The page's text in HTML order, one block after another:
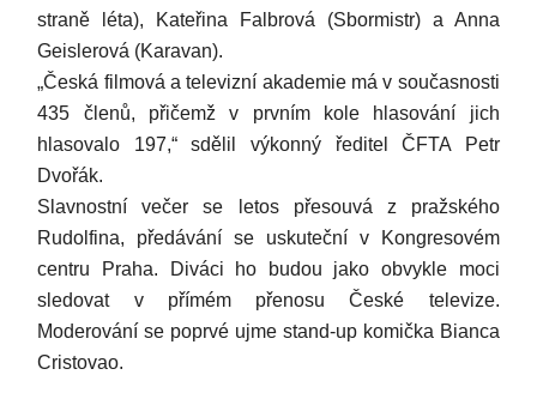
straně léta), Kateřina Falbrová (Sbormistr) a Anna
Geislerová (Karavan).
„Česká filmová a televizní akademie má v současnosti
435 členů, přičemž v prvním kole hlasování jich
hlasovalo 197,“ sdělil výkonný ředitel ČFTA Petr
Dvořák.
Slavnostní večer se letos přesouvá z pražského
Rudolfina, předávání se uskuteční v Kongresovém
centru Praha. Diváci ho budou jako obvykle moci
sledovat v přímém přenosu České televize.
Moderování se poprvé ujme stand-up komička Bianca
Cristovao.